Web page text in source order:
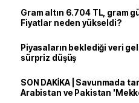
Gram altın 6.704 TL, gram
Fiyatlar neden yükseldi?
Piyasaların beklediği veri
sürpriz düşüş
SON DAKİKA | Savunmada
Arabistan ve Pakistan